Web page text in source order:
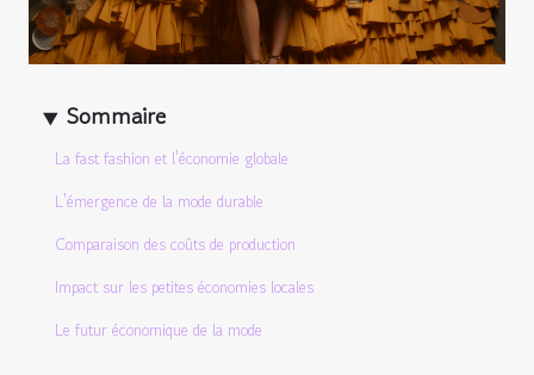
Sommaire
La fast fashion et l'économie globale
L'émergence de la mode durable
Comparaison des coûts de production
Impact sur les petites économies locales
Le futur économique de la mode